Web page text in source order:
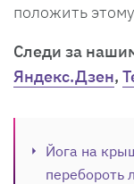
положить
Cледи за
Яндекс.Дзен,
Йога на
перебороть